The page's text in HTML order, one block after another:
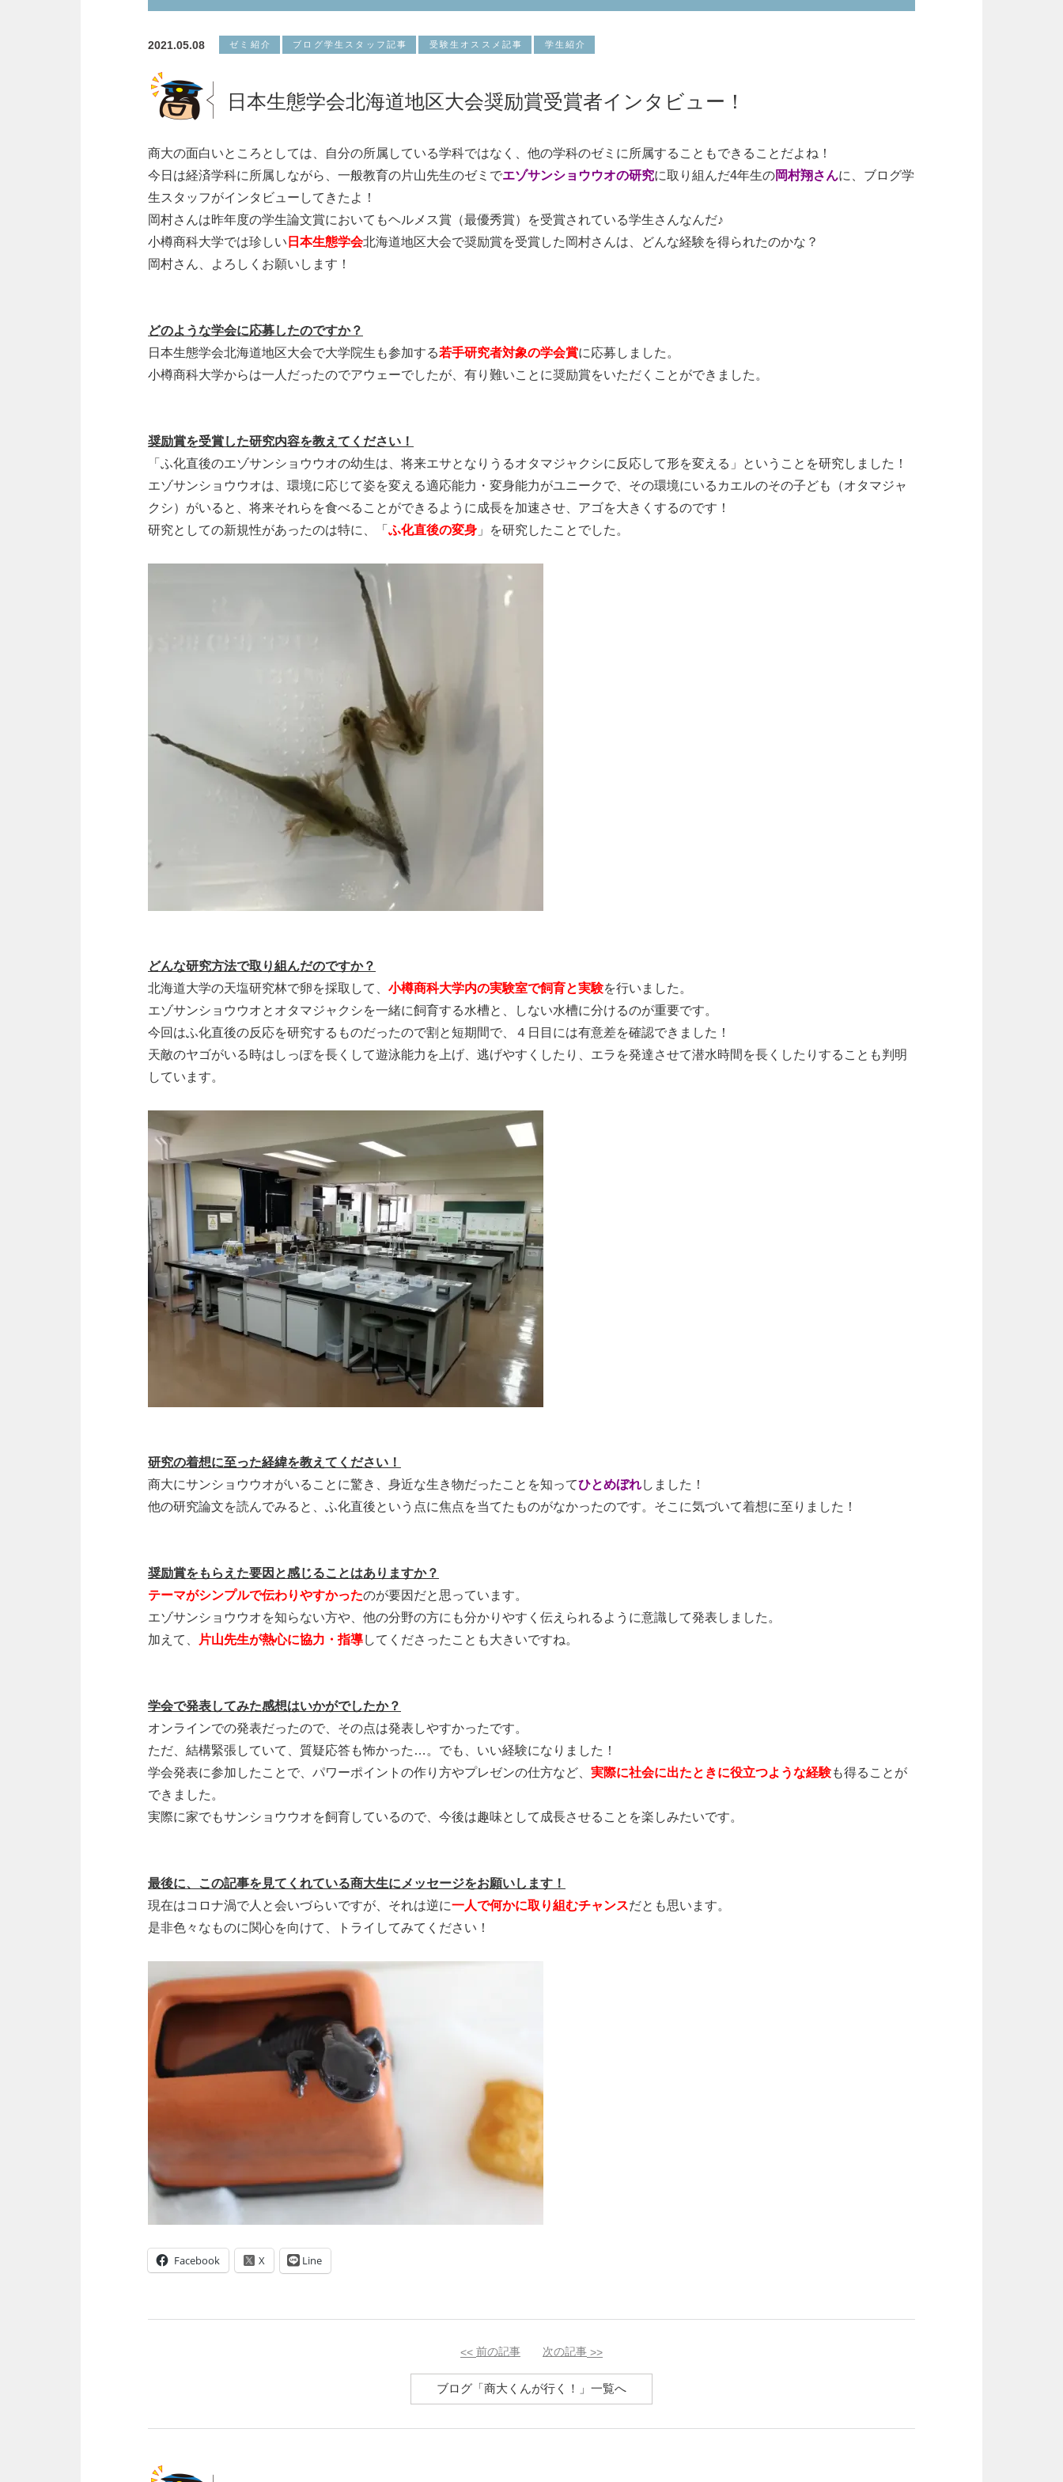
2021.05.08 ゼミ紹介 ブログ学生スタッフ記事 受験生オススメ記事 学生紹介
日本生態学会北海道地区大会奨励賞受賞者インタビュー！
商大の面白いところとしては、自分の所属している学科ではなく、他の学科のゼミに所属することもできることだよね！
今日は経済学科に所属しながら、一般教育の片山先生のゼミでエゾサンショウウオの研究に取り組んだ4年生の岡村翔さんに、ブログ学
生スタッフがインタビューしてきたよ！
岡村さんは昨年度の学生論文賞においてもヘルメス賞（最優秀賞）を受賞されている学生さんなんだ♪
小樽商科大学では珍しい 日本生態学会北海道地区大会で奨励賞を受賞した岡村さんは、どんな経験を得られたのかな？
岡村さん、よろしくお願いします！
どのような学会に応募したのですか？
日本生態学会北海道地区大会で大学院生も参加する若手研究者対象の学会賞に応募しました。
小樽商科大学からは一人だったのでアウェーでしたが、有り難いことに奨励賞をいただくことができました。
奨励賞を受賞した研究内容を教えてください！
「ふ化直後のエゾサンショウウオの幼生は、将来エサとなりうるオタマジャクシに反応して形を変える」ということを研究しました！
エゾサンショウウオは、環境に応じて姿を変える適応能力・変身能力がユニークで、その環境にいるカエルのその子ども（オタマジャ
クシ）がいると、将来それらを食べることができるように成長を加速させ、アゴを大きくするのです！
研究としての新規性があったのは特に、「 ふ化直後の変身 」を研究したことでした。
どんな研究方法で取り組んだのですか？
北海道大学の天塩研究林で卵を採取して、 小樽商科大学内の実験室で飼育と実験を行いました。
エゾサンショウウオとオタマジャクシを一緒に飼育する水槽と、しない水槽に分けるのが重要です。
今回はふ化直後の反応を研究するものだったので割と短期間で、４日目には有意差を確認できました！
天敵のヤゴがいる時はしっぽを長くして遊泳能力を上げ、逃げやすくしたり、エラを発達させて潜水時間を長くしたりすることも判明
しています。
研究の着想に至った経緯を教えてください！
商大にサンショウウオがいることに驚き、身近な生き物だったことを知ってひとめぼれしました！
他の研究論文を読んでみると、ふ化直後という点に焦点を当てたものがなかったのです。そこに気づいて着想に至りました！
奨励賞をもらえた要因と感じることはありますか？
テーマがシンプルで伝わりやすかったのが要因だと思っています。
エゾサンショウウオを知らない方や、他の分野の方にも分かりやすく伝えられるように意識して発表しました。
加えて、
片山先生が熱心に協力・指導してくださったことも大きいですね。
学会で発表してみた感想はいかがでしたか？
オンラインでの発表だったので、その点は発表しやすかったです。
ただ、結構緊張していて、質疑応答も怖かった … 。でも、いい経験になりました！
学会発表に参加したことで、パワーポイントの作り方やプレゼンの仕方など、 実際に社会に出たときに役立つような経験も得ることが
できました。
実際に家でもサンショウウオを飼育しているので、今後は趣味として成長させることを楽しみたいです。
最後に、この記事を見てくれている商大生にメッセージをお願いします！
現在はコロナ渦で人と会いづらいですが、それは逆に一人で何かに取り組むチャンスだとも思います。
是非色々なものに関心を向けて、トライしてみてください！
Facebook Line
<< 前の記事 次の記事 >>
ブログ「商大くんが行く！」一覧へ